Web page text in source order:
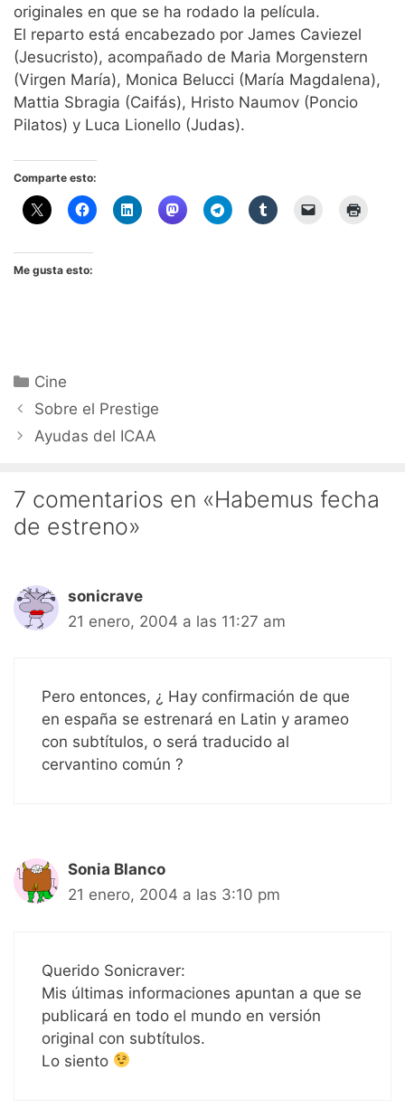
originales en que se ha rodado la película.
El reparto está encabezado por James Caviezel
(Jesucristo), acompañado de Maria Morgenstern
(Virgen María), Monica Belucci (María Magdalena),
Mattia Sbragia (Caifás), Hristo Naumov (Poncio
Pilatos) y Luca Lionello (Judas).
Comparte esto:
Me gusta esto:
Categorías
Cine
Sobre el Prestige
Ayudas del ICAA
7 comentarios en «Habemus fecha
de estreno»
sonicrave
21 enero, 2004 a las 11:27 am
Pero entonces, ¿ Hay confirmación de que
en españa se estrenará en Latin y arameo
con subtítulos, o será traducido al
cervantino común ?
Sonia Blanco
21 enero, 2004 a las 3:10 pm
Querido Sonicraver:
Mis últimas informaciones apuntan a que se
publicará en todo el mundo en versión
original con subtítulos.
Lo siento